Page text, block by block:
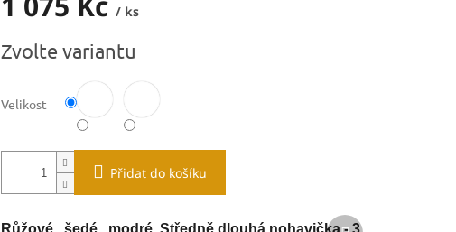
/ ks
cena:
Zvolte variantu
Velikost
Přidat do košíku
Další